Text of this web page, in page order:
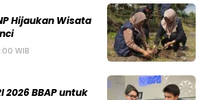
Hijaukan Wisata
WIB
2026 BBAP untuk